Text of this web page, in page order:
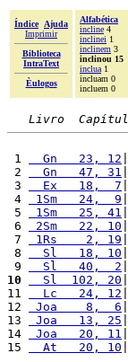
Índice
Ajuda
Imprimir
Biblioteca
IntraText
Èulogos
Alfabética
incline 4
inclinei 1
inclinem 3
inclinou 15
inclua 1
incluam 0
incluem 0
Livro
1
  Gn   23, 12
2
  Gn   47, 31
3
  Ex   18,  7
4
1Sm   24,  9
5
1Sm   25, 41
6
2Sm   22, 10
7
1Rs    2, 19
8
  Sl   18, 10
9
  Sl   40,  2
10
  Sl  102, 20
11
  Lc   24, 12
12
Joa    8,  6
13
Joa   13, 25
14
Joa   20, 11
15
  At   20, 10